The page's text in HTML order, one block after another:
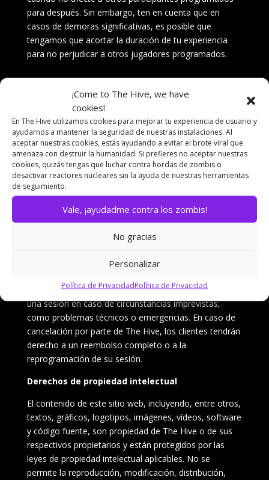
¡Come to The Hive, we have
cookies!
En The Hive utilizamos cookies para mejorar tu experiencia de usuario y
ayudarnos a mantener la seguridad de nuestras instalaciones. Al
aceptar nuestras cookies, estás ayudando a evitar el brote viral que
amenaza con destruir la humanidad. Si prefieres no aceptar nuestras
cookies, quizás tengas que luchar contra hordas de zombis o
desactivar reactores nucleares sin la ayuda de nuestras herramientas
de seguimiento.
Vale, ¡ayudadme contra los zombis!
No gracias
Personalizar
Política de PrivacidadPolítica de Privacidad
para después. Sin embargo, ten en cuenta que en
casos de demoras significativas, es posible que
tengamos que acortar la duración de tu experiencia
para no perjudicar a otros jugadores programados.
Los clientes pueden cambiar o anular su reserva en
cualquier momento antes de la fecha y hora de la
sesión reservada. Los cambios están sujetos a la
disponibilidad de las sesiones y deben ser notificados
con al menos 48 horas de anticipación.
En caso de anulación, se devolverá el importe pagado
a los clientes mediante un bono que podrán canjear en
The Hivepara realizar una nueva sesión. El bono
tendrá 3 meses de vigencia, contados desde el
momento de su emisión.
No se realizarán reembolsos para anulaciones
The Hivese reserva el derecho de cambiar o cancelar
una sesión en caso de circunstancias imprevistas,
como problemas técnicos o emergencias. En caso de
cancelación por parte de The Hive, los clientes tendrán
derecho a un reembolso completo o a la
reprogramación de su sesión.
Derechos de propiedad intelectual
El contenido de este sitio web, incluyendo, entre otros,
textos, gráficos, logotipos, imágenes, vídeos, software
y código fuente, son propiedad de The Hive o de sus
respectivos propietarios y están protegidos por las
leyes de propiedad intelectual aplicables. No se
permite la reproducción, modificación, distribución,